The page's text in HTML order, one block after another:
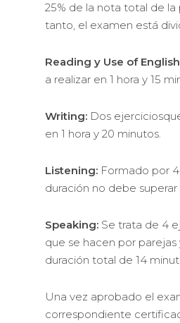
25% de la nota total de la
tanto, el examen está
Reading y Use of
a realizar en 1 hora y 15
Writing: Dos
en 1 hora y 20 minutos.
Listening: Formado por
duración no debe
Speaking: Se trata de 4
que se hacen por parejas
duración total de 14
Una vez aprobado el
correspondiente